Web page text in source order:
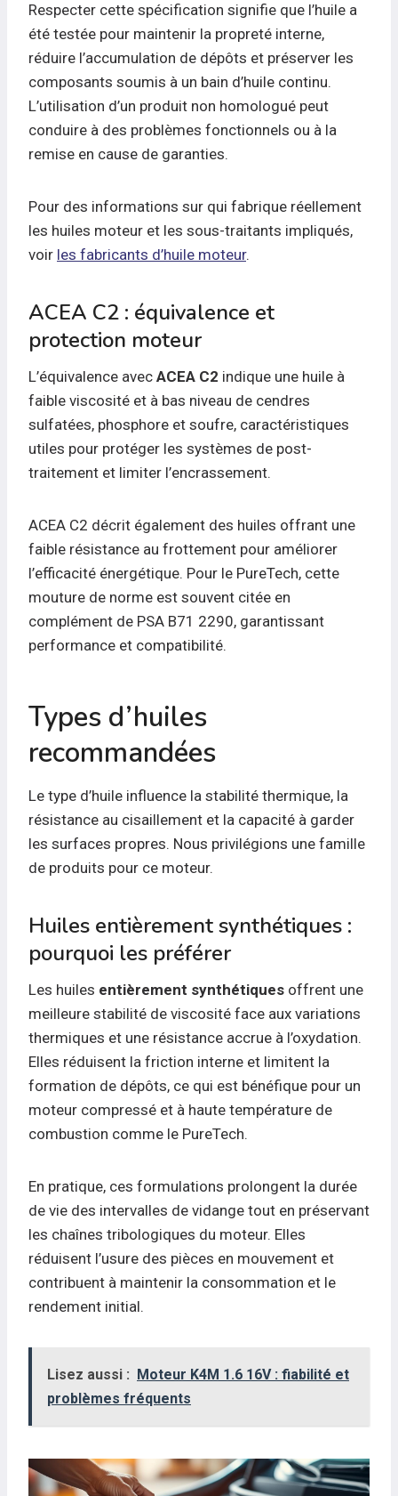
Respecter cette spécification signifie que l’huile a
été testée pour maintenir la propreté interne,
réduire l’accumulation de dépôts et préserver les
composants soumis à un bain d’huile continu.
L’utilisation d’un produit non homologué peut
conduire à des problèmes fonctionnels ou à la
remise en cause de garanties.
Pour des informations sur qui fabrique réellement
les huiles moteur et les sous-traitants impliqués,
voir les fabricants d’huile moteur.
ACEA C2 : équivalence et
protection moteur
L’équivalence avec ACEA C2 indique une huile à
faible viscosité et à bas niveau de cendres
sulfatées, phosphore et soufre, caractéristiques
utiles pour protéger les systèmes de post-
traitement et limiter l’encrassement.
ACEA C2 décrit également des huiles offrant une
faible résistance au frottement pour améliorer
l’efficacité énergétique. Pour le PureTech, cette
mouture de norme est souvent citée en
complément de PSA B71 2290, garantissant
performance et compatibilité.
Types d’huiles
recommandées
Le type d’huile influence la stabilité thermique, la
résistance au cisaillement et la capacité à garder
les surfaces propres. Nous privilégions une famille
de produits pour ce moteur.
Huiles entièrement synthétiques :
pourquoi les préférer
Les huiles entièrement synthétiques offrent une
meilleure stabilité de viscosité face aux variations
thermiques et une résistance accrue à l’oxydation.
Elles réduisent la friction interne et limitent la
formation de dépôts, ce qui est bénéfique pour un
moteur compressé et à haute température de
combustion comme le PureTech.
En pratique, ces formulations prolongent la durée
de vie des intervalles de vidange tout en préservant
les chaînes tribologiques du moteur. Elles
réduisent l’usure des pièces en mouvement et
contribuent à maintenir la consommation et le
rendement initial.
Lisez aussi : Moteur K4M 1.6 16V : fiabilité et
problèmes fréquents